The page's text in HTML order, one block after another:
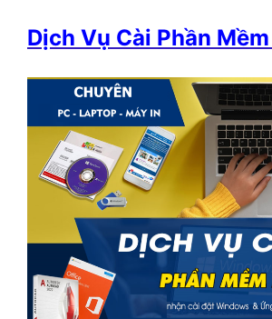
Dịch Vụ Cài Phần